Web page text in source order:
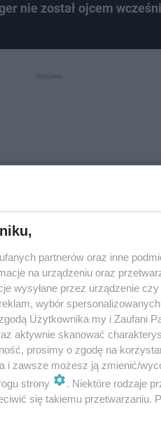
nie został ojcem
się przez lata
ikona polskiej
nostalgiczna podróż
w młodości?Wróćmy
że był bardzo
partnerów oraz inne
na urządzeniu oraz
wysyłane przez urządzenie
wybór
Użytkownika my i Zaufani
aktywnie skanować
prosimy o zgodę na
i zawsze możesz ją zmienić/
strony
. Niektóre rodzaje
się takiemu przetwarzaniu.